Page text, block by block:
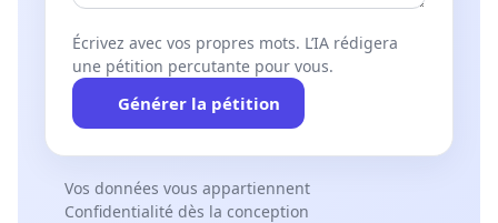
Écrivez avec vos propres mots. L’IA rédigera
une pétition percutante pour vous.
Générer la pétition
Vos données vous appartiennent
Confidentialité dès la conception